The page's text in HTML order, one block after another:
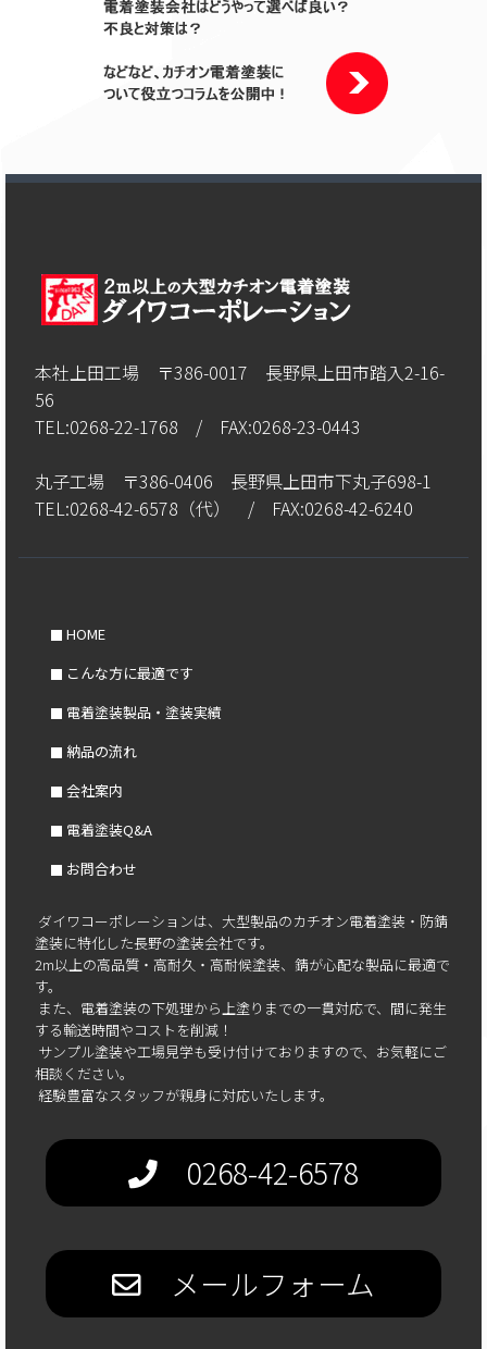
本社上田工場 〒386-0017 長野県上田市踏入2-16-
56
TEL:0268-22-1768 / FAX:0268-23-0443
丸子工場 〒386-0406 長野県上田市下丸子698-1
TEL:0268-42-6578（代） / FAX:0268-42-6240
HOME
こんな方に最適です
電着塗装製品・塗装実績
納品の流れ
会社案内
電着塗装Q&A
お問合わせ
ダイワコーポレーションは、大型製品のカチオン電着塗装・防錆
塗装に特化した長野の塗装会社です。
2m以上の高品質・高耐久・高耐候塗装、錆が心配な製品に最適で
す。
また、電着塗装の下処理から上塗りまでの一貫対応で、間に発生
する輸送時間やコストを削減！
サンプル塗装や工場見学も受け付けておりますので、お気軽にご
相談ください。
経験豊富なスタッフが親身に対応いたします。
0268-42-6578
メールフォーム